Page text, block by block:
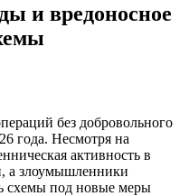
и вредоносное
без добровольного
года. Несмотря на
активность в
а злоумышленники
схемы под новые меры